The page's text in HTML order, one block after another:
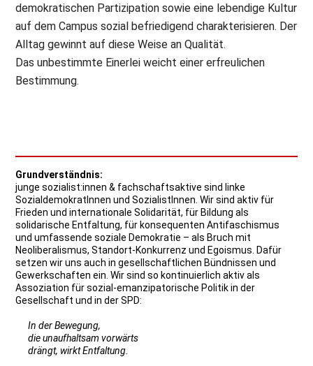
demokratischen Partizipation sowie eine lebendige Kultur
auf dem Campus sozial befriedigend charakterisieren. Der
Alltag gewinnt auf diese Weise an Qualität.
Das unbestimmte Einerlei weicht einer erfreulichen
Bestimmung.
Grundverständnis:
junge sozialist:innen & fachschaftsaktive sind linke
SozialdemokratInnen und SozialistInnen. Wir sind aktiv für
Frieden und internationale Solidarität, für Bildung als
solidarische Entfaltung, für konsequenten Antifaschismus
und umfassende soziale Demokratie – als Bruch mit
Neoliberalismus, Standort-Konkurrenz und Egoismus. Dafür
setzen wir uns auch in gesellschaftlichen Bündnissen und
Gewerkschaften ein. Wir sind so kontinuierlich aktiv als
Assoziation für sozial-emanzipatorische Politik in der
Gesellschaft und in der SPD:
In der Bewegung,
die unaufhaltsam vorwärts
drängt, wirkt Entfaltung.